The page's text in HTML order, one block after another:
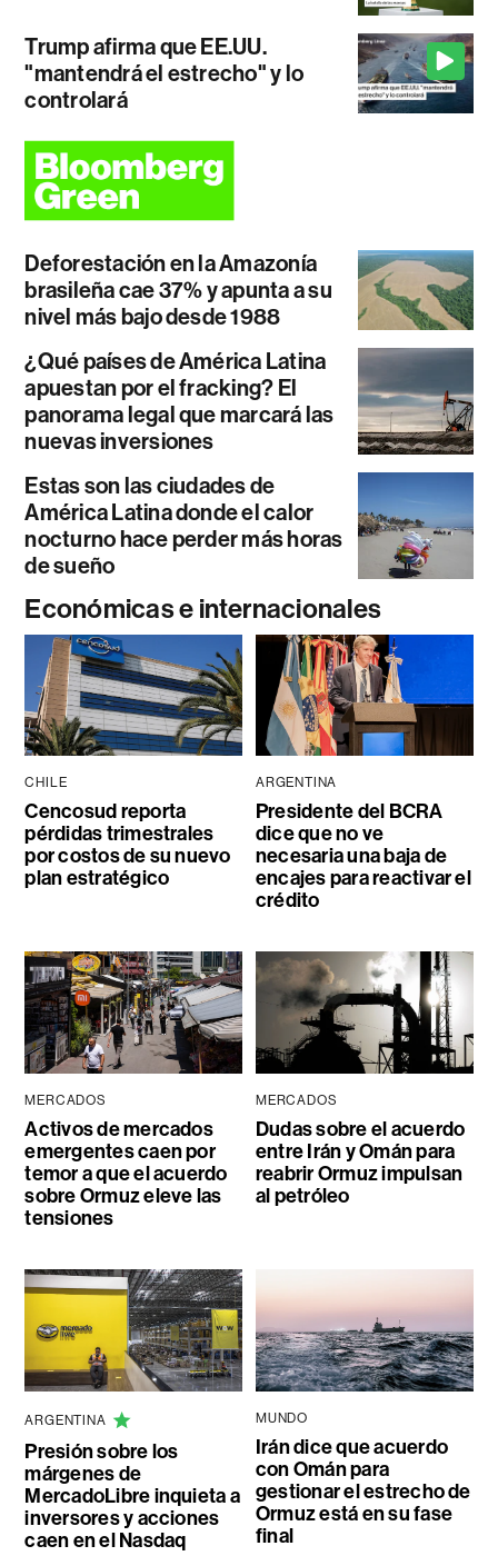
Trump afirma que EE.UU.
"mantendrá el estrecho" y lo
controlará
Deforestación en la Amazonía
brasileña cae 37% y apunta a su
nivel más bajo desde 1988
¿Qué países de América Latina
apuestan por el fracking? El
panorama legal que marcará las
nuevas inversiones
Estas son las ciudades de
América Latina donde el calor
nocturno hace perder más horas
de sueño
Económicas e internacionales
CHILE
Cencosud reporta
pérdidas trimestrales
por costos de su nuevo
plan estratégico
ARGENTINA
Presidente del BCRA
dice que no ve
necesaria una baja de
encajes para reactivar el
crédito
MERCADOS
Activos de mercados
emergentes caen por
temor a que el acuerdo
sobre Ormuz eleve las
tensiones
MERCADOS
Dudas sobre el acuerdo
entre Irán y Omán para
reabrir Ormuz impulsan
al petróleo
ARGENTINA
Presión sobre los
márgenes de
MercadoLibre inquieta a
inversores y acciones
caen en el Nasdaq
MUNDO
Irán dice que acuerdo
con Omán para
gestionar el estrecho de
Ormuz está en su fase
final